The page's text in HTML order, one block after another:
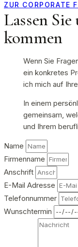
ZUR CORPORATE
Lassen
kommen
Wenn Sie
ein konkretes
ich mich auf
In einem
gemeinsam,
und Ihrem
Name
Firmenname
Anschrift
E-Mail Adresse
Telefonnummer
Wunschtermin